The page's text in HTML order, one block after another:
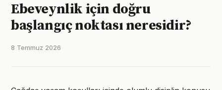
Ebeveynlik için doğru
başlangıç noktası neresidir?
8 Temmuz 2026